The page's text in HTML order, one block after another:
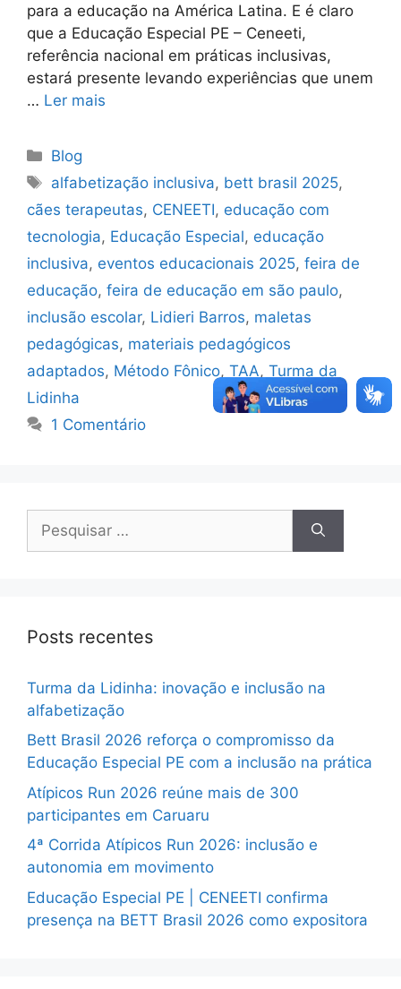
para a educação na América Latina. E é claro
que a Educação Especial PE – Ceneeti,
referência nacional em práticas inclusivas,
estará presente levando experiências que unem
… Ler mais
Blog
alfabetização inclusiva, bett brasil 2025,
cães terapeutas, CENEETI, educação com
tecnologia, Educação Especial, educação
inclusiva, eventos educacionais 2025, feira de
educação, feira de educação em são paulo,
inclusão escolar, Lidieri Barros, maletas
pedagógicas, materiais pedagógicos
adaptados, Método Fônico, TAA, Turma da
Lidinha
1 Comentário
Posts recentes
Turma da Lidinha: inovação e inclusão na
alfabetização
Bett Brasil 2026 reforça o compromisso da
Educação Especial PE com a inclusão na prática
Atípicos Run 2026 reúne mais de 300
participantes em Caruaru
4ª Corrida Atípicos Run 2026: inclusão e
autonomia em movimento
Educação Especial PE | CENEETI confirma
presença na BETT Brasil 2026 como expositora